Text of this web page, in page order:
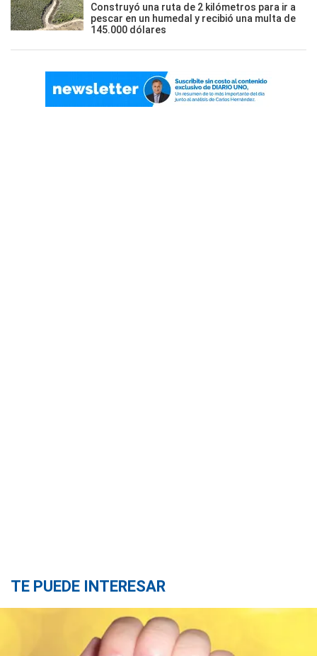
Construyó una ruta de 2 kilómetros para ir a
pescar en un humedal y recibió una multa de
145.000 dólares
TE PUEDE INTERESAR